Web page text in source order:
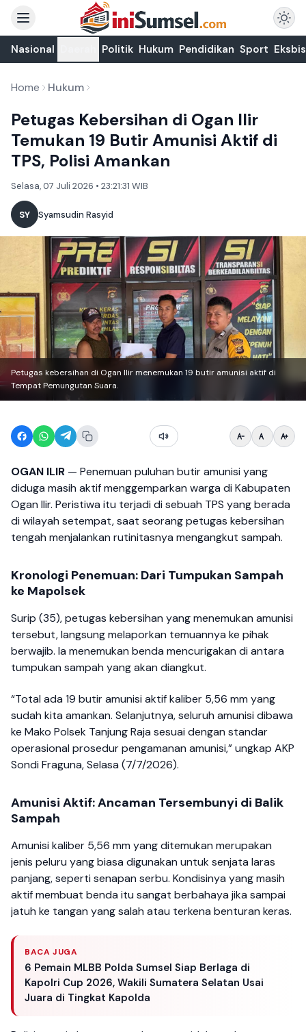
Nasional Politik Hukum Pendidikan Sport Eksbis
Home Hukum
Petugas Kebersihan di Ogan Ilir
Temukan 19 Butir Amunisi Aktif di
TPS, Polisi Amankan
Selasa, 07 Juli 2026 • 23:21:31 WIB
SY Syamsudin Rasyid
Petugas kebersihan di Ogan Ilir menemukan 19 butir amunisi aktif di
Tempat Pemungutan Suara.
OGAN ILIR — Penemuan puluhan butir amunisi yang
diduga masih aktif menggemparkan warga di Kabupaten
Ogan Ilir. Peristiwa itu terjadi di sebuah TPS yang berada
di wilayah setempat, saat seorang petugas kebersihan
tengah menjalankan rutinitasnya mengangkut sampah.
Kronologi Penemuan: Dari Tumpukan Sampah
ke Mapolsek
Surip (35), petugas kebersihan yang menemukan amunisi
tersebut, langsung melaporkan temuannya ke pihak
berwajib. Ia menemukan benda mencurigakan di antara
tumpukan sampah yang akan diangkut.
“Total ada 19 butir amunisi aktif kaliber 5,56 mm yang
sudah kita amankan. Selanjutnya, seluruh amunisi dibawa
ke Mako Polsek Tanjung Raja sesuai dengan standar
operasional prosedur pengamanan amunisi,” ungkap AKP
Sondi Fraguna, Selasa (7/7/2026).
Amunisi Aktif: Ancaman Tersembunyi di Balik
Sampah
Amunisi kaliber 5,56 mm yang ditemukan merupakan
jenis peluru yang biasa digunakan untuk senjata laras
panjang, seperti senapan serbu. Kondisinya yang masih
aktif membuat benda itu sangat berbahaya jika sampai
jatuh ke tangan yang salah atau terkena benturan keras.
BACA JUGA
6 Pemain MLBB Polda Sumsel Siap Berlaga di
Kapolri Cup 2026, Wakili Sumatera Selatan Usai
Juara di Tingkat Kapolda